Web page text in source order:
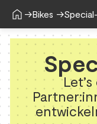
shopping_cart
home →Bikes →